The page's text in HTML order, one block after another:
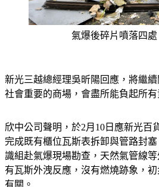
氣爆後碎片噴落四處
新光三越總經理吳昕陽回應，將繼
社會重要的商場，會盡所能負起所有
欣中公司聲明，於2月10日應新光百
完成既有櫃位瓦斯表拆卸與管路封
識組赴氣爆現場勘查，天然氣管線
有瓦斯外洩反應，沒有燃燒跡象，
有關。